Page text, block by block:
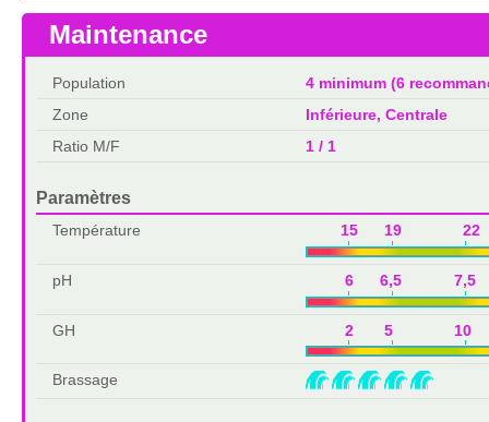
Maintenance
Population
4 minimum (6
Zone
Inférieure, Centrale
Ratio M/F
1 / 1
Paramètres
Température 15 19 22
pH 6 6,5 7,5
GH 2 5 10
Brassage